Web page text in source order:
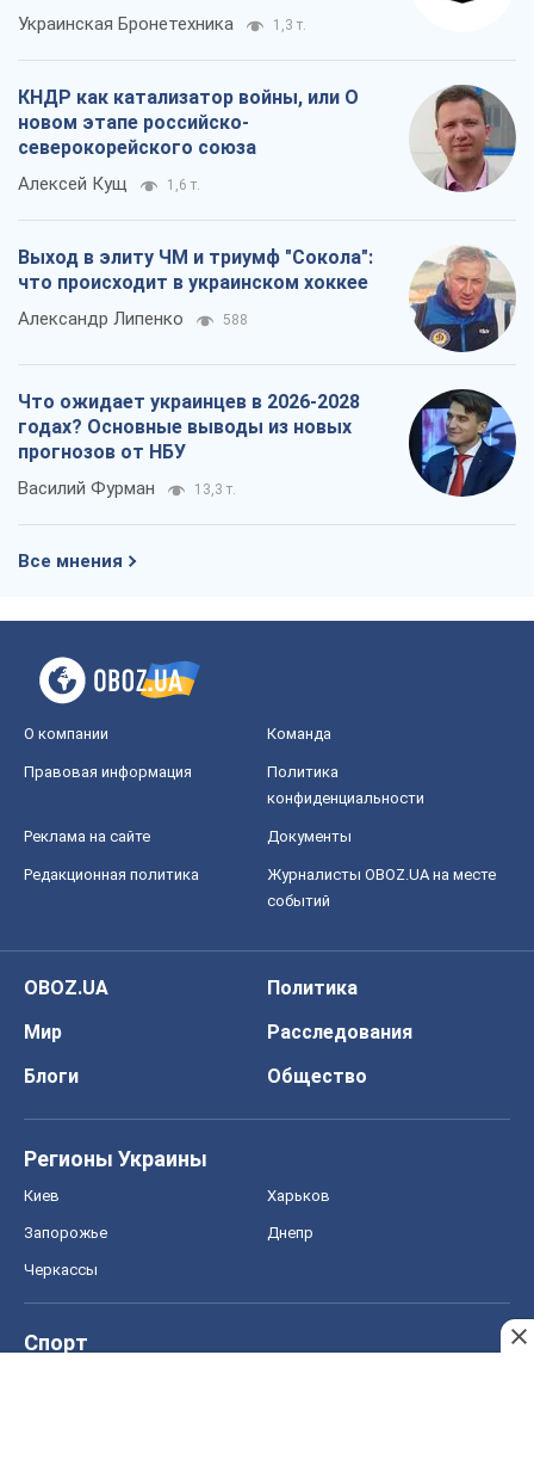
Украинская Бронетехника 1,3 т.
КНДР как катализатор войны, или О
новом этапе российско-
северокорейского союза
Алексей Кущ 1,6 т.
Выход в элиту ЧМ и триумф "Сокола":
что происходит в украинском хоккее
Александр Липенко 588
Что ожидает украинцев в 2026-2028
годах? Основные выводы из новых
прогнозов от НБУ
Василий Фурман 13,3 т.
Все мнения
О компании Команда
Правовая информация
Политика
конфиденциальности
Реклама на сайте Документы
Редакционная политика
Журналисты OBOZ.UA на месте
событий
OBOZ.UA
Политика
Мир
Расследования
Блоги
Общество
Регионы Украины
Киев Харьков
Запорожье Днепр
Черкассы
Спорт